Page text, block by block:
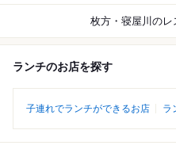
枚方・寝屋川 のレ
ランチのお店を探す
子連れでランチができるお店 ラ